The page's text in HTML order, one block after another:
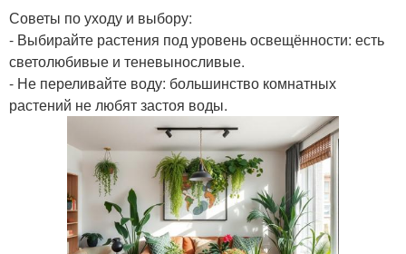
Советы по уходу и выбору:
- Выбирайте растения под уровень освещённости: есть
светолюбивые и теневыносливые.
- Не переливайте воду: большинство комнатных
растений не любят застоя воды.